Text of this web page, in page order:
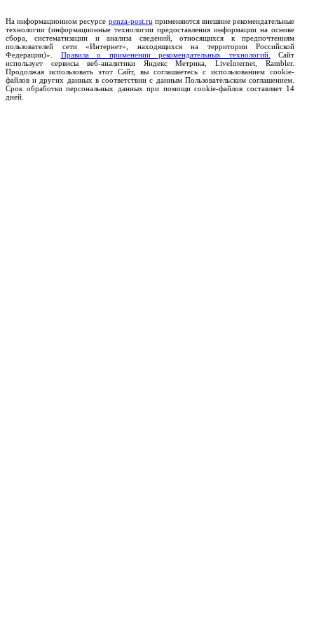
На информационном ресурсе penza-post.ru применяются внешние рекомендательные
технологии (информационные технологии предоставления информации на основе
сбора, систематизации и анализа сведений, относящихся к предпочтениям
пользователей сети «Интернет», находящихся на территории Российской
Федерации)». Правила о применении рекомендательных технологий.
Сайт
использует сервисы веб-аналитики Яндекс Метрика, LiveInternet, Rambler.
Продолжая использовать этот Сайт, вы соглашаетесь с использованием cookie-
файлов и других данных в соответствии с данным Пользовательским соглашением.
Срок обработки персональных данных при помощи cookie-файлов составляет 14
дней.